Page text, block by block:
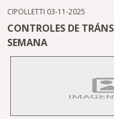
CIPOLLETTI 03-11-2025
CONTROLES DE
SEMANA